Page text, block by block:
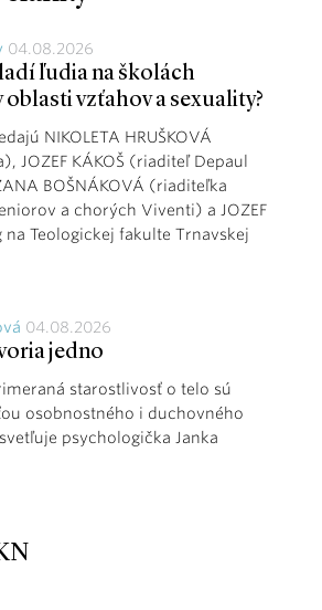
04.08.2026
ľudia na školách
oblasti vzťahov a sexuality?
NIKOLETA HRUŠKOVÁ
JOZEF KÁKOŠ (riaditeľ Depaul
BOŠNÁKOVÁ (riaditeľka
a chorých Viventi) a JOZEF
na Teologickej fakulte Trnavskej
04.08.2026
jedno
starostlivosť o telo sú
osobnostného i duchovného
psychologička Janka